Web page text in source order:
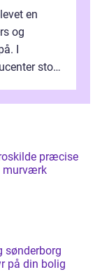
en
og
I
stort,
præcise
murværk
sønderborg
på din bolig